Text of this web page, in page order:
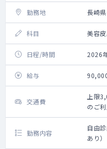
勤務地 長崎
科目 美容
日程/時間 2026
給与
交通費
上限
のご
クシ
勤務内容
自由
あり）